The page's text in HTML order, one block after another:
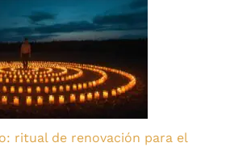
ritual de renovación para el